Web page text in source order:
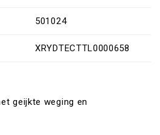
501024
XRYDTECTTL0000658
geijkte weging en